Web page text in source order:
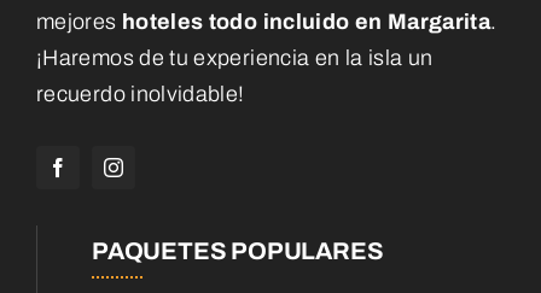
mejores hoteles todo incluido en Margarita.
¡Haremos de tu experiencia en la isla un
recuerdo inolvidable!
PAQUETES POPULARES